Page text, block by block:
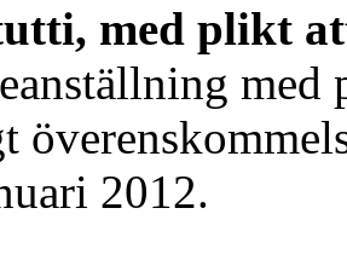
med plikt
med
2012.